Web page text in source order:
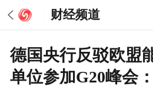
财经频道
德国央行反驳欧盟
单位参加G20峰会